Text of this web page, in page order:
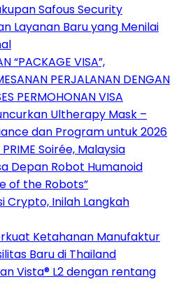
Safous Security
Layanan Baru yang Menilai
“PACKAGE VISA”,
PERJALANAN DENGAN
PERMOHONAN VISA
Ultherapy Mask –
dan Program untuk 2026
Soirée, Malaysia
Depan Robot Humanoid
of the Robots”
Crypto, Inilah Langkah
Ketahanan Manufaktur
Baru di Thailand
Vista® L2 dengan rentang